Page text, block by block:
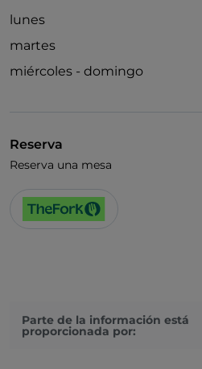
Wi-Fi
lunes
martes
miércoles - domingo
Reserva
Reserva una mesa
Parte de la información está
proporcionada por: